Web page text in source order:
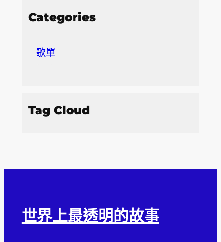
Categories
歌單
Tag Cloud
世界上最透明的故事